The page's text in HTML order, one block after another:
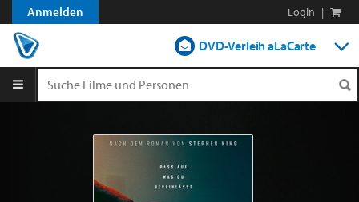
Anmelden Login |
DVD-Verleih aLaCarte